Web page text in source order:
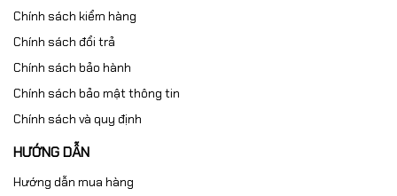
Chính sách kiểm hàng
Chính sách đổi trả
Chính sách bảo hành
Chính sách bảo mật thông tin
Chính sách và quy định
HƯỚNG DẪN
Hướng dẫn mua hàng